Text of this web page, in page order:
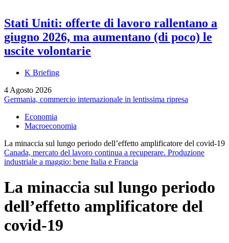
Stati Uniti: offerte di lavoro rallentano a
giugno 2026, ma aumentano (di poco) le
uscite volontarie
K Briefing
4 Agosto 2026
Germania, commercio internazionale in lentissima ripresa
Economia
Macroeconomia
La minaccia sul lungo periodo dell’effetto amplificatore del covid-19
Canada, mercato del lavoro continua a recuperare. Produzione
industriale a maggio: bene Italia e Francia
La minaccia sul lungo periodo
dell’effetto amplificatore del
covid-19